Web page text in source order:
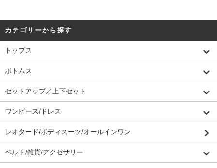
カテゴリーから探す
トップス
ボトムス
セットアップ／上下セット
ワンピース/ドレス
レオタード/ボディスーツ/オールインワン
ベルト/雑貨/アクセサリー